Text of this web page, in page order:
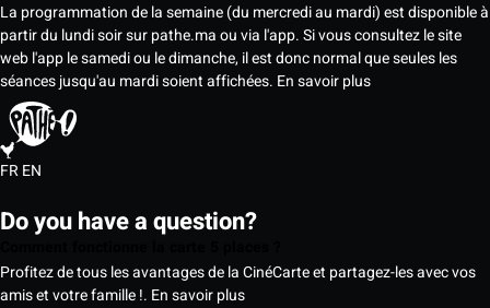
La programmation de la semaine (du mercredi au mardi) est disponible à
partir du lundi soir sur pathe.ma ou via l'app. Si vous consultez le site
web l'app le samedi ou le dimanche, il est donc normal que seules les
séances jusqu'au mardi soient affichées. En savoir plus
FREN
Do you have a question?
Profitez de tous les avantages de la CinéCarte et partagez-les avec vos
amis et votre famille !. En savoir plus